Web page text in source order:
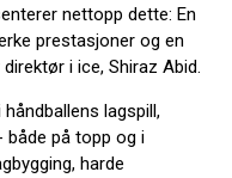
nettopp dette: En
prestasjoner og en
i ice, Shiraz Abid.
lagspill,
både på topp og i
harde